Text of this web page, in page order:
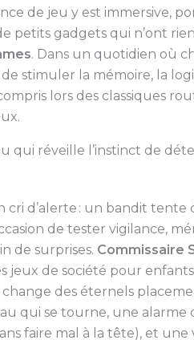
de jeu y est immersive,
petits gadgets qui n’ont
. Dans un quotidien où
stimuler la mémoire, la
lors des classiques
qui réveille l’instinct de
d’alerte : un bandit tente
de tester vigilance,
de surprises. Commissaire
jeux de société pour
des éternels
qui se tourne, une alarme
faire mal à la tête), et une